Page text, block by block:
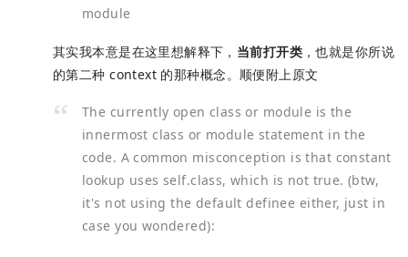
module
其实我本意是在这里想解释下， 当前打开类 ，也就是你所说
的第二种 context 的那种概念。顺便附上原文
The currently open class or module is the
innermost class or module statement in the
code. A common misconception is that constant
lookup uses self.class, which is not true. (btw,
it's not using the default definee either, just in
case you wondered):